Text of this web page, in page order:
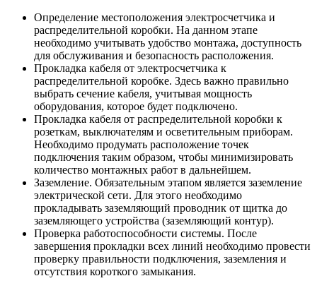
Определение местоположения электросчетчика и
распределительной коробки. На данном этапе
необходимо учитывать удобство монтажа, доступность
для обслуживания и безопасность расположения.
Прокладка кабеля от электросчетчика к
распределительной коробке. Здесь важно правильно
выбрать сечение кабеля, учитывая мощность
оборудования, которое будет подключено.
Прокладка кабеля от распределительной коробки к
розеткам, выключателям и осветительным приборам.
Необходимо продумать расположение точек
подключения таким образом, чтобы минимизировать
количество монтажных работ в дальнейшем.
Заземление. Обязательным этапом является заземление
электрической сети. Для этого необходимо
прокладывать заземляющий проводник от щитка до
заземляющего устройства (заземляющий контур).
Проверка работоспособности системы. После
завершения прокладки всех линий необходимо провести
проверку правильности подключения, заземления и
отсутствия короткого замыкания.